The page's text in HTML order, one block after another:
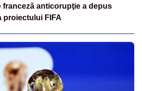
franceză anticorupţie a depus
proiectului FIFA